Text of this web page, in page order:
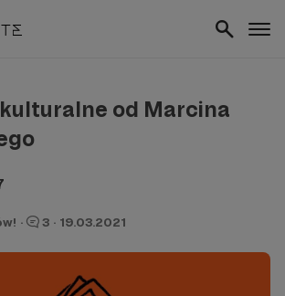
od Marcina
· 3 · 19.03.2021